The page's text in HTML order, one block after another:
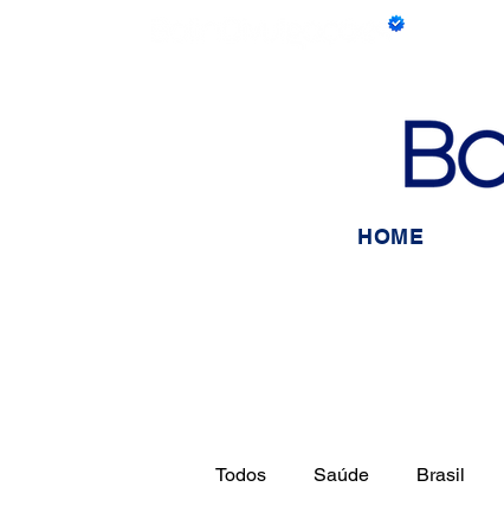
Todos Saúde Brasil
HOME